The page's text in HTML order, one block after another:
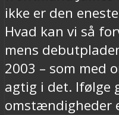
ikke er den
Hvad kan vi så
mens
2003 – som med
agtig i det. Ifølge
omstændigheder